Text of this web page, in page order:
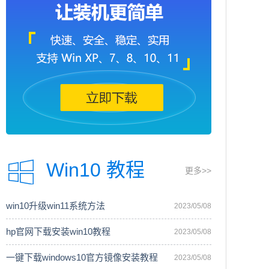
Win10 教程 更多>>
win10升级win11系统方法 2023/05/08
hp官网下载安装win10教程 2023/05/08
一键下载windows10官方镜像安装教程 2023/05/08